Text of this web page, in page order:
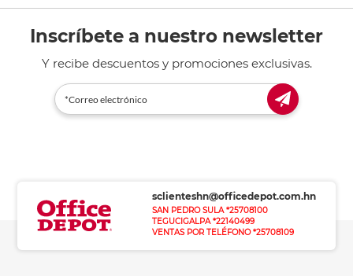
Inscríbete a nuestro newsletter
Y recibe descuentos y promociones exclusivas.
sclienteshn@officedepot.com.hn
SAN PEDRO SULA *25708100
TEGUCIGALPA *22140499
VENTAS POR TELÉFONO *25708109